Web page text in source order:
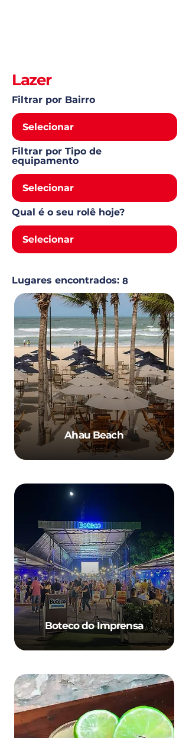
Lazer
Filtrar por Bairro
Filtrar por Tipo de
equipamento
Qual é o seu rolê hoje?
8
Lugares encontrados:
Ahau Beach
Boteco do Imprensa